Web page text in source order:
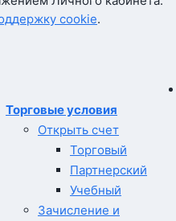
cookie.
Торговые условия
Открыть счет
Торговый
Партнерский
Учебный
Зачисление и